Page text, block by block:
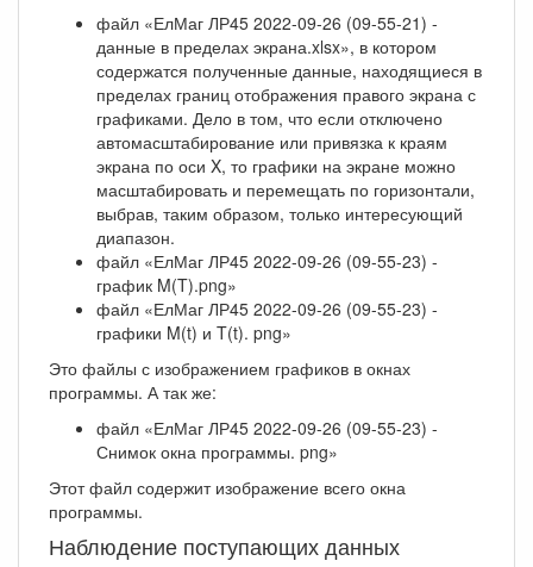
файл «ЕлМаг ЛР45 2022-09-26 (09-55-21) -
данные в пределах экрана.xlsx», в котором
содержатся полученные данные, находящиеся в
пределах границ отображения правого экрана с
графиками. Дело в том, что если отключено
автомасштабирование или привязка к краям
экрана по оси X, то графики на экране можно
масштабировать и перемещать по горизонтали,
выбрав, таким образом, только интересующий
диапазон.
файл «ЕлМаг ЛР45 2022-09-26 (09-55-23) -
график M(T).png»
файл «ЕлМаг ЛР45 2022-09-26 (09-55-23) -
графики M(t) и T(t). png»
Это файлы с изображением графиков в окнах
программы. А так же:
файл «ЕлМаг ЛР45 2022-09-26 (09-55-23) -
Снимок окна программы. png»
Этот файл содержит изображение всего окна
программы.
Наблюдение поступающих данных